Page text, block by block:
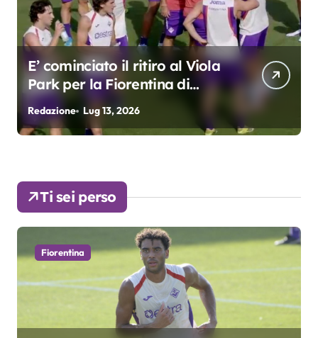
E’ cominciato il ritiro al Viola
Park per la Fiorentina di
Grosso
Redazione Lug 13, 2026
Ti sei perso
Fiorentina